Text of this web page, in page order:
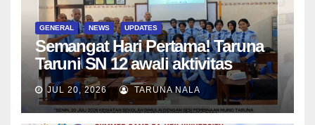
GENERAL NEWS UPDATES
Semangat Hari Pertama! Taruna
Taruni SN 12 awali aktivitas
bersama Wali Kelas dan Tes
Asesmen Diagnostik
JUL 20, 2026 TARUNA NALA